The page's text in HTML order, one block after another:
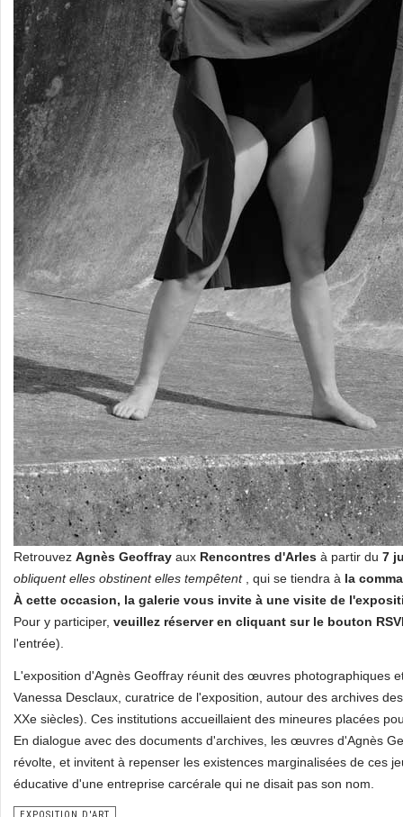
Retrouvez Agnès Geoffray aux Rencontres d'Arles à partir du 7
obliquent elles obstinent elles tempêtent, qui se tiendra à la
À cette occasion, la galerie vous invite à une visite de
Pour y participer, veuillez réserver en cliquant sur le bouton
l'entrée).
L'exposition d'Agnès Geoffray réunit des œuvres photographiques
Vanessa Desclaux, curatrice de l'exposition, autour des archives
XXe siècles). Ces institutions accueillaient des mineures placées
En dialogue avec des documents d'archives, les œuvres d'Agnès
révolte, et invitent à repenser les existences marginalisées de ces
éducative d'une entreprise carcérale qui ne disait pas son nom.